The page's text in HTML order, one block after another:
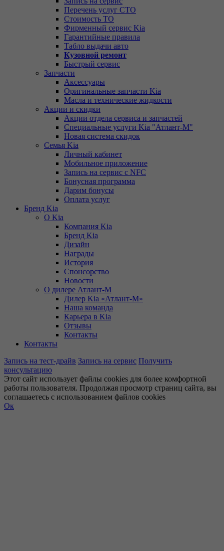
Перечень услуг СТО
Стоимость ТО
Фирменный сервис Kia
Гарантийные правила
Табло выдачи авто
Кузовной ремонт
Быстрый сервис
Запчасти
Аксессуары
Оригинальные запчасти Kia
Масла и технические жидкости
Акции и скидки
Акции отдела сервиса и запчастей
Специальные услуги Kia "Атлант-М"
Новая система скидок
Семья Kia
Личный кабинет
Мобильное приложение
Запись на сервис с NFC
Бонусная программа
Дарим бонусы
Оплата услуг
Бренд Kia
О Kia
Компания Kia
Бренд Kia
Дизайн
Награды
История
Спонсорство
Новости
О дилере Атлант-М
Дилер Kia «Атлант-М»
Наша команда
Карьера в Kia
Отзывы
Контакты
Контакты
Запись на тест-драйв Запись на сервис Получить
консультацию
Этот сайт использует файлы cookies для более комфортной
работы пользователя. Продолжая просмотр страниц сайта, вы
соглашаетесь с использованием файлов cookies
Ок